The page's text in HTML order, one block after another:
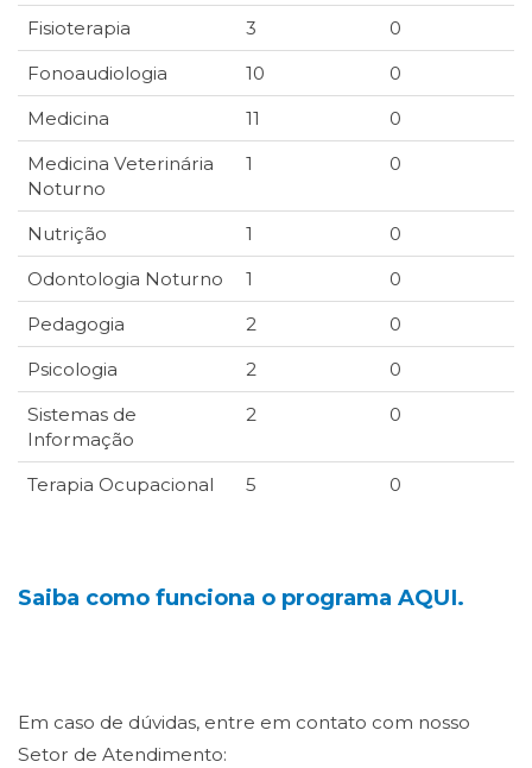
Fisioterapia
3
0
Fonoaudiologia
10
0
Medicina
11
0
Medicina Veterinária
Noturno
1 0
Nutrição 1
0
Odontologia Noturno
1
0
Pedagogia
2
0
Psicologia
2
0
Sistemas de
Informação
2 0
Terapia Ocupacional 5 0
Saiba como funciona o programa AQUI.
Em caso de dúvidas, entre em contato com nosso
Setor de Atendimento: